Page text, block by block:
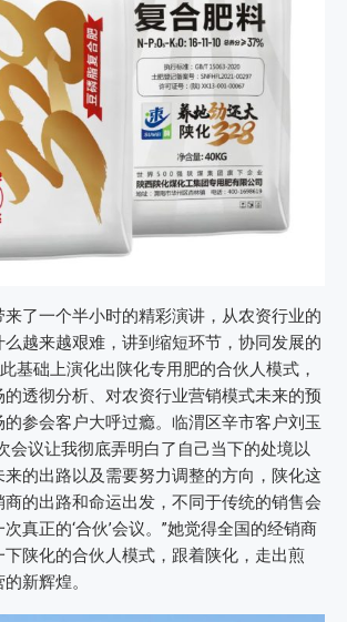
了一个半小时的精彩演讲，从农资行业的
越来越艰难，讲到缩短环节，协同发展的
基础上演化出陕化专用肥的合伙人模式，
透彻分析、对农资行业营销模式未来的预
参会客户大呼过瘾。临渭区辛市客户刘玉
会议让我彻底弄明白了自己当下的处境以
来的出路以及需要努力调整的方向，陕化这
的出路和命运出发，不同于传统的销售会
真正的‘合伙’会议。”她觉得全国的经销商
下陕化的合伙人模式，跟着陕化，走出煎
新辉煌。